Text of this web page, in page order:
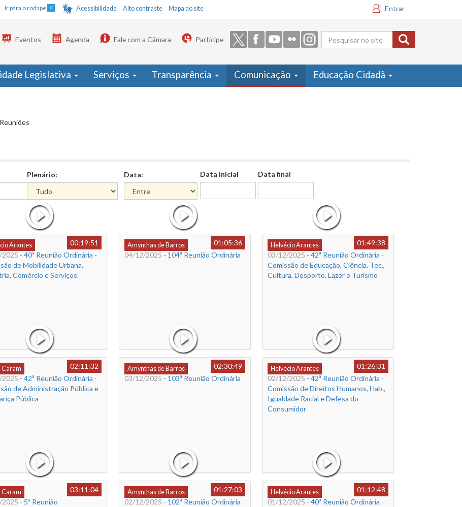
Ir para o rodapé 4 Acessibilidade Alto contraste Mapa do site Entrar
Formulário
de busca
Eventos Agenda Fale com a Câmara Participe
Legislativa Serviços Transparência Comunicação Educação Cidadã
Plenário: Data: Data inicial Data final
Arantes
00:19:51
- 40ª Reunião Ordinária -
de Mobilidade Urbana,
Comércio e Serviços
Amynthas de Barros
01:05:36
04/12/2025 - 104ª Reunião Ordinária
Helvécio Arantes
01:49:38
03/12/2025 - 42ª Reunião Ordinária -
Comissão de Educação, Ciência, Tec.,
Cultura, Desporto, Lazer e Turismo
Caram
02:11:32
- 42ª Reunião Ordinária -
de Administração Pública e
Pública
Amynthas de Barros
02:30:49
03/12/2025 - 103ª Reunião Ordinária
Helvécio Arantes
01:26:31
02/12/2025 - 42ª Reunião Ordinária -
Comissão de Direitos Humanos, Hab.,
Igualdade Racial e Defesa do
Consumidor
Caram
03:11:04
- 5ª Reunião
Amynthas de Barros
01:27:03
02/12/2025 - 102ª Reunião Ordinária
Helvécio Arantes
01:12:48
01/12/2025 - 40ª Reunião Ordinária -